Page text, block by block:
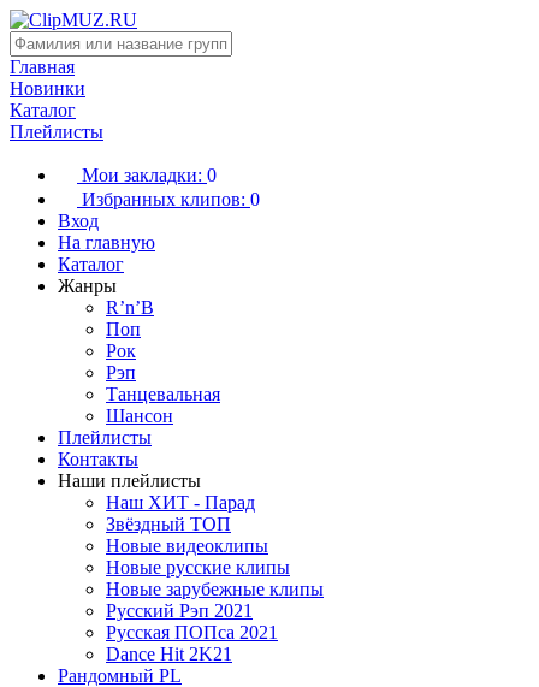
Главная
Новинки
Каталог
Плейлисты
Мои закладки: 0
Избранных клипов: 0
Вход
На главную
Каталог
Жанры
R’n’B
Поп
Рок
Рэп
Танцевальная
Шансон
Плейлисты
Контакты
Наши плейлисты
Наш ХИТ - Парад
Звёздный ТОП
Новые видеоклипы
Новые русские клипы
Новые зарубежные клипы
Русский Рэп 2021
Русская ПОПса 2021
Dance Hit 2K21
Рандомный PL